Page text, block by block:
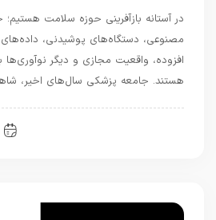
در آستانه بازآفرینی حوزه سلامت
مصنوعی، دستگاه‌های پوشیدنی،
افزوده، واقعیت مجازی و دیگر
هستند. جامعه پزشکی سال‌های اخیر،